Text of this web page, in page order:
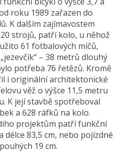
roku 1989 zařazen do
K dalším zajímavostem
strojů, patří kolo, u něhož
61 fotbalových míčů,
– 38 metrů dlouhý
potřeba 76 řetězů. Kromě
i originální architektonické
věž o výšce 11,5 metru
K její stavbě spotřeboval
a 628 ráfků na kolo.
projektům patří funkční
délce 83,5 cm, nebo pojízdné
19 cm.